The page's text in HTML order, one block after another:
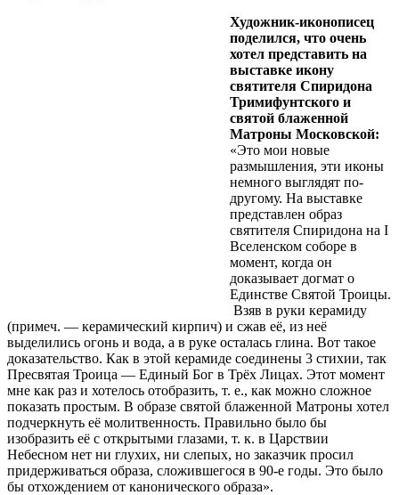
Художник-иконописец
поделился, что очень
хотел представить на
выставке икону
святителя Спиридона
Тримифунтского и
святой блаженной
Матроны Московской:
«Это мои новые
размышления, эти иконы
немного выглядят по-
другому. На выставке
представлен образ
святителя Спиридона на I
Вселенском соборе в
момент, когда он
доказывает догмат о
Единстве Святой Троицы.
Взяв в руки керамиду
(примеч. — керамический кирпич) и сжав её, из неё
выделились огонь и вода, а в руке осталась глина. Вот такое
доказательство. Как в этой керамиде соединены 3 стихии, так
Пресвятая Троица — Единый Бог в Трёх Лицах. Этот момент
мне как раз и хотелось отобразить, т. е., как можно сложное
показать простым. В образе святой блаженной Матроны хотел
подчеркнуть её молитвенность. Правильно было бы
изобразить её с открытыми глазами, т. к. в Царствии
Небесном нет ни глухих, ни слепых, но заказчик просил
придерживаться образа, сложившегося в 90-е годы. Это было
бы отхождением от канонического образа».